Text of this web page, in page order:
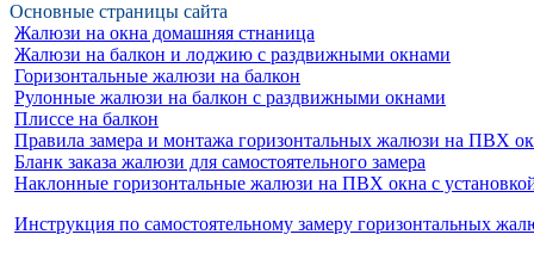
Основные страницы сайта
Жалюзи на окна домашняя стнаница
Жалюзи на балкон и лоджию c раздвижными окнами
Горизонтальные жалюзи на балкон
Рулонные жалюзи на балкон с раздвижными окнами
Плиссе на балкон
Правила замера и монтажа горизонтальных жалюзи на ПВХ
Бланк заказа жалюзи для самостоятельного замера
Наклонные горизонтальные жалюзи на ПВХ окна с
Инструкция по самостоятельному замеру горизонтальных